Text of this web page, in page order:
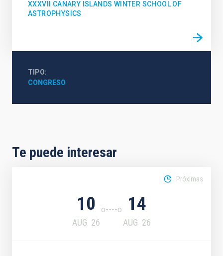
XXXVII CANARY ISLANDS WINTER SCHOOL OF
ASTROPHYSICS
TIPO
CONGRESO
Te puede interesar
10
AUG 26
14
AUG 26
Próximas